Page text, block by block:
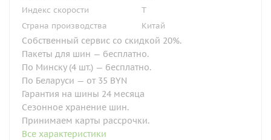
Индекс скорости
T
Страна производства
Китай
Собственный сервис со скидкой 20%.
Пакеты для шин — бесплатно.
По Минску (4 шт.) — бесплатно.
По Беларуси — от 35 BYN
Гарантия на шины 24 месяца
Сезонное хранение шин.
Принимаем карты рассрочки.
Все характеристики